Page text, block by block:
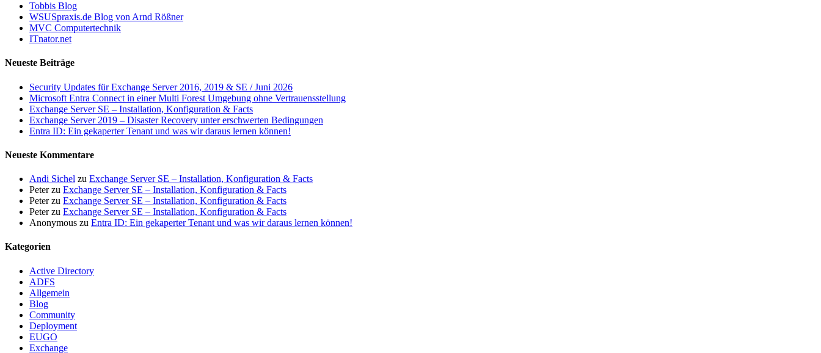
Tobbis Blog
WSUSpraxis.de Blog von Arnd Rößner
MVC Computertechnik
ITnator.net
Neueste Beiträge
Security Updates für Exchange Server 2016, 2019 & SE / Juni 2026
Microsoft Entra Connect in einer Multi Forest Umgebung ohne Vertrauensstellung
Exchange Server SE – Installation, Konfiguration & Facts
Exchange Server 2019 – Disaster Recovery unter erschwerten Bedingungen
Entra ID: Ein gekaperter Tenant und was wir daraus lernen können!
Neueste Kommentare
Andi Sichel zu Exchange Server SE – Installation, Konfiguration & Facts
Peterzu Exchange Server SE – Installation, Konfiguration & Facts
Peterzu Exchange Server SE – Installation, Konfiguration & Facts
Peterzu Exchange Server SE – Installation, Konfiguration & Facts
Anonymous zu Entra ID: Ein gekaperter Tenant und was wir daraus lernen können!
Kategorien
Active Directory
ADFS
Allgemein
Blog
Community
Deployment
EUGO
Exchange